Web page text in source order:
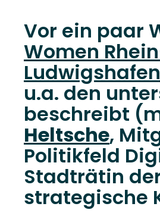
Vor ein paar
Women
Ludwigshafen
u.a. den
beschreibt
Heltsche,
Politikfeld
Stadträtin
strategische